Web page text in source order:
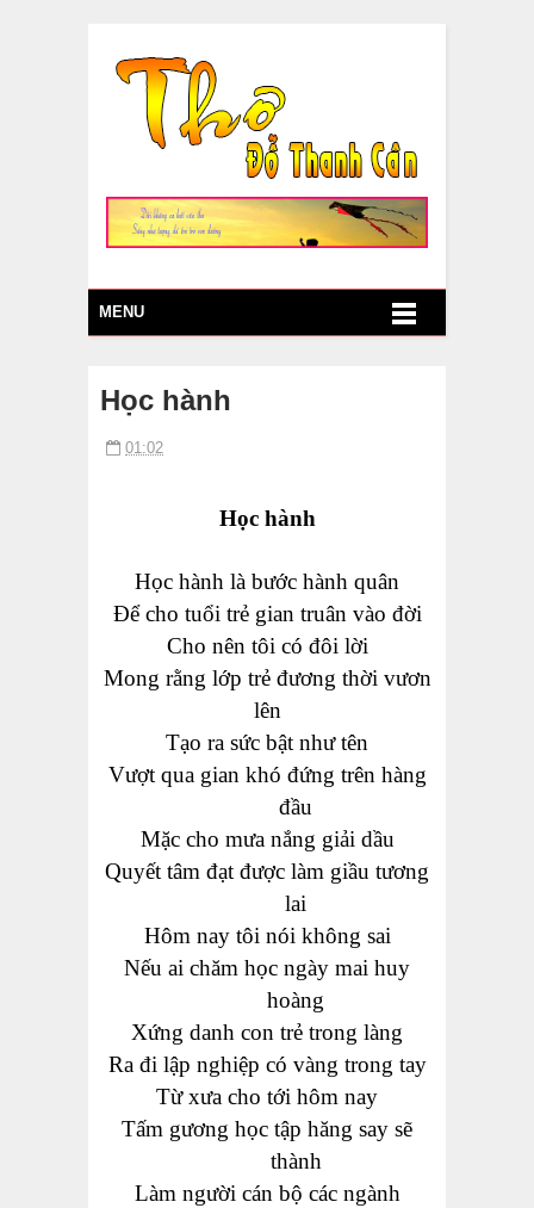
MENU
Học hành
01:02
Học hành
Học hành là bước hành quân
Để cho tuổi trẻ gian truân vào đời
Cho nên tôi có đôi lời
Mong rằng lớp trẻ đương thời vươn
lên
Tạo ra sức bật như tên
Vượt qua gian khó đứng trên hàng
đầu
Mặc cho mưa nắng giải dầu
Quyết tâm đạt được làm giầu tương
lai
Hôm nay tôi nói không sai
Nếu ai chăm học ngày mai huy
hoàng
Xứng danh con trẻ trong làng
Ra đi lập nghiệp có vàng trong tay
Từ xưa cho tới hôm nay
Tấm gương học tập hăng say sẽ
thành
Làm người cán bộ các ngành